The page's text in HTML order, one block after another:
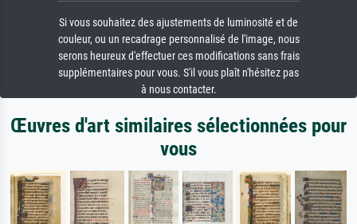
Si vous souhaitez des ajustements de luminosité et de
couleur, ou un recadrage personnalisé de l'image, nous
serons heureux d'effectuer ces modifications sans frais
supplémentaires pour vous. S'il vous plaît n'hésitez pas
à nous contacter.
Œuvres d'art similaires sélectionnées pour
vous